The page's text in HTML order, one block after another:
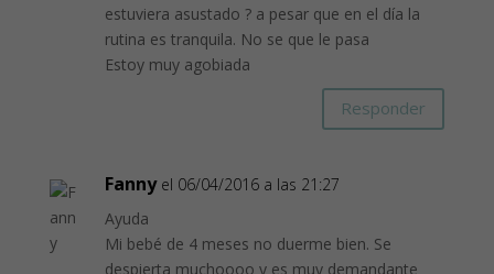
estuviera asustado ? a pesar que en el día la
rutina es tranquila. No se que le pasa
Estoy muy agobiada
Responder
Fanny el 06/04/2016 a las 21:27
Ayuda
Mi bebé de 4 meses no duerme bien. Se
despierta muchoooo y es muy demandante